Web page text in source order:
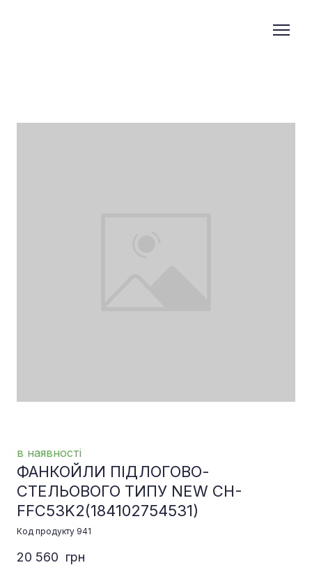
в наявності
ФАНКОЙЛИ ПІДЛОГОВО-
СТЕЛЬОВОГО ТИПУ NEW CH-
FFC53K2(184102754531)
Код продукту 941
20 560  грн